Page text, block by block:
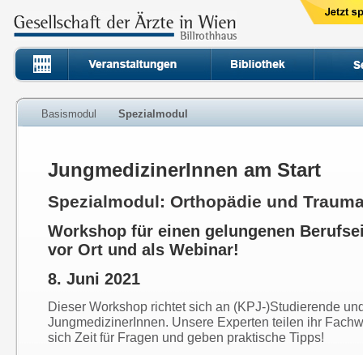
Basismodul Spezialmodul
JungmedizinerInnen am Start
Spezialmodul: Orthopädie und
Workshop für einen gelungenen
vor Ort und als Webinar!
8. Juni 2021
Dieser Workshop richtet sich an (KPJ-)Studierende
JungmedizinerInnen. Unsere Experten teilen ihr
sich Zeit für Fragen und geben praktische Tipps!